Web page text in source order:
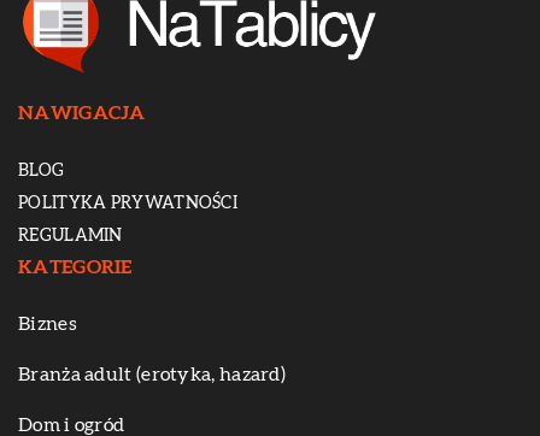
NAWIGACJA
BLOG
POLITYKA PRYWATNOŚCI
REGULAMIN
KATEGORIE
Biznes
Branża adult (erotyka, hazard)
Dom i ogród